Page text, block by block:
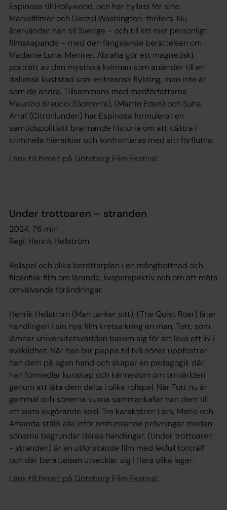
Espinosa till Hollywood, och har hyllats för sina
Marvelfilmer och Denzel Washington-thrillers. Nu
återvänder han till Sverige – och till ett mer personligt
filmskapande – med den fängslande berättelsen om
Madame Luna. Meninet Abraha gör ett magnetiskt
porträtt av den mystiska kvinnan som anländer till en
italiensk kuststad som eritreansk flykting, men inte är
som de andra. Tillsammans med medförfattarna
Maurizio Braucci (Gomorra), (Martin Eden) och Suha
Arraf (Citronlunden) har Espinosa formulerat en
samtidspolitiskt brännande historia om att klättra i
kriminella hierarkier och konfronteras med sitt förflutna.
Länk till filmen på Göteborg Film Festival.
Under trottoaren – stranden
2024, 76 min
Regi: Henrik Hellström
Rollspel och olika berättarplan i en mångbottnad och
filosofisk film om lärande, livsperspektiv och om att möta
omvälvande förändringar.
Henrik Hellström (Man tänker sitt), (The Quiet Roar) låter
handlingen i sin nya film kretsa kring en man, Tott, som
lämnar universitetsvärlden bakom sig för att leva ett liv i
avskildhet. När han blir pappa till två söner uppfostrar
han dem på egen hand och skapar en pedagogik där
han förmedlar kunskap och kännedom om omvärlden
genom att låta dem delta i olika rollspel. När Tott nu är
gammal och sönerna vuxna sammankallar han dem till
ett sista avgörande spel. Tre karaktärer: Lars, Mario och
Amanda ställs alla inför omtumlande prövningar medan
sönerna begrundar deras handlingar. (Under trottoaren
- stranden) är en utforskande film med lekfull tonträff
och där berättelsen utvecklar sig i flera olika lager.
Länk till filmen på Göteborg Film Festival.